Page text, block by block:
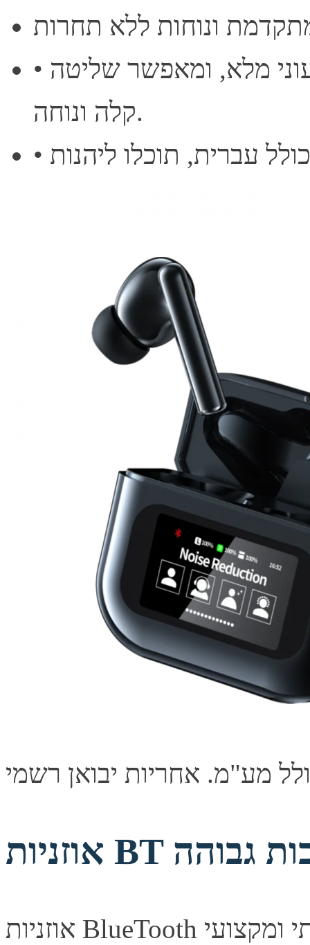
• הקייס החכם מצויד במסך טאץ' צבעוני מלא, ומאפשר שליטה
קלה ונוחה.
אוזניות BlueTooth לבנות באיכות גבוהה. מוצר איכותי ומקצועי